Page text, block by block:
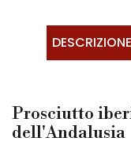
DESCRIZIONE
Prosciutto
dell'Andalusia